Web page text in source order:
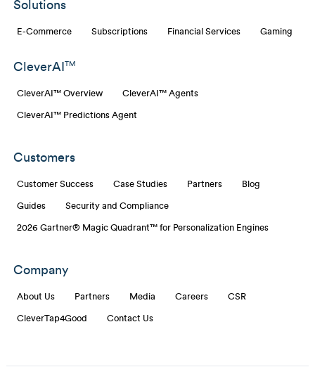
Solutions
E-Commerce Subscriptions Financial Services Gaming
CleverAI TM
CleverAI™ Overview CleverAI™ Agents
CleverAI™ Predictions Agent
Customers
Customer Success Case Studies Partners Blog
Guides Security and Compliance
2026 Gartner® Magic Quadrant™ for Personalization Engines
Company
About Us Partners Media Careers CSR
CleverTap4Good Contact Us